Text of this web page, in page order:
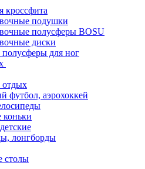
кроссфита
подушки
полусферы BOSU
диски
для ног
футбол, аэрохоккей
коньки
лонгборды
столы